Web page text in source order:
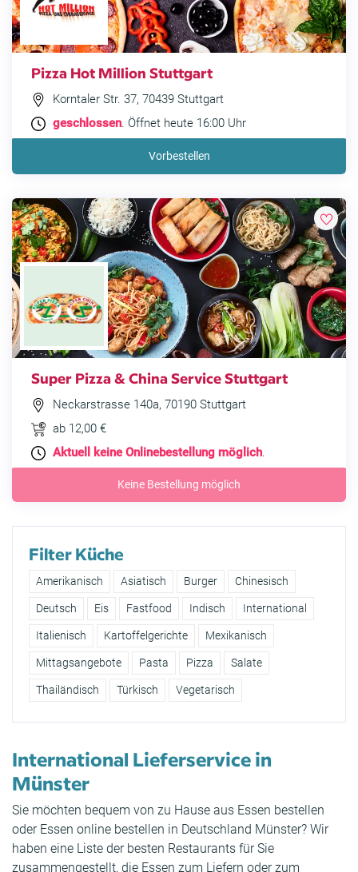
Pizza Hot Million Stuttgart
Korntaler Str. 37, 70439 Stuttgart
geschlossen. Öffnet heute 16:00 Uhr
Vorbestellen
Super Pizza & China Service Stuttgart
Neckarstrasse 140a, 70190 Stuttgart
ab 12,00 €
Aktuell keine Onlinebestellung möglich.
Keine Bestellung möglich
Filter Küche
Amerikanisch Asiatisch Burger Chinesisch
Deutsch Eis Fastfood Indisch International
Italienisch Kartoffelgerichte Mexikanisch
Mittagsangebote Pasta Pizza Salate
Thailändisch Türkisch Vegetarisch
International Lieferservice in
Münster
Sie möchten bequem von zu Hause aus Essen bestellen
oder Essen online bestellen in Deutschland Münster? Wir
haben eine Liste der besten Restaurants für Sie
zusammengestellt, die Essen zum Liefern oder zum